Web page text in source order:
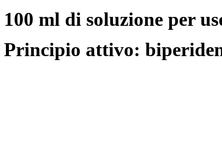
100 ml di soluzione per
Principio attivo: